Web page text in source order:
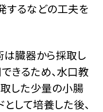
するなどの工夫を
は臓器から採取し
きるため、水口教
した少量の小腸
して培養した後、